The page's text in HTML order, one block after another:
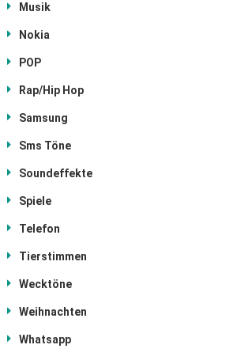
Musik
Nokia
POP
Rap/Hip Hop
Samsung
Sms Töne
Soundeffekte
Spiele
Telefon
Tierstimmen
Wecktöne
Weihnachten
Whatsapp